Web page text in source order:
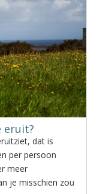
eruit?
dat is
per persoon
meer
je misschien zou